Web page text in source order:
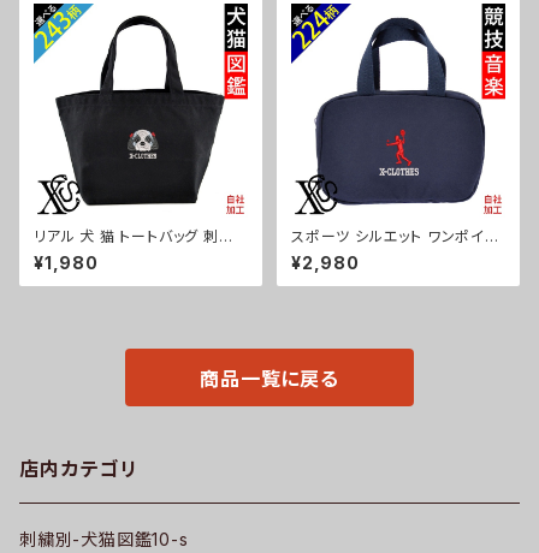
m-tst2-g09-s
釣り 誕生日 プレゼント ori-a-c
ap39-b08-s
リアル 犬 猫 トートバッグ 刺繍
プレゼント ワンポイント ミニト
ートバッグ レディース キッズ メ
ンズ キャンバス オリジナル 小さ
鑑 犬図鑑 ori-aw-bag2-b10
¥1,980
スポーツ シルエット ワンポイン
ト 刺繍 保温保冷ミニバッグ エ
コバッグ 軽量 バッグインバッグ
レディース メンズ 雑貨 グッズ
¥2,980
商品一覧に戻る
店内カテゴリ
刺繍別-犬猫図鑑10-s